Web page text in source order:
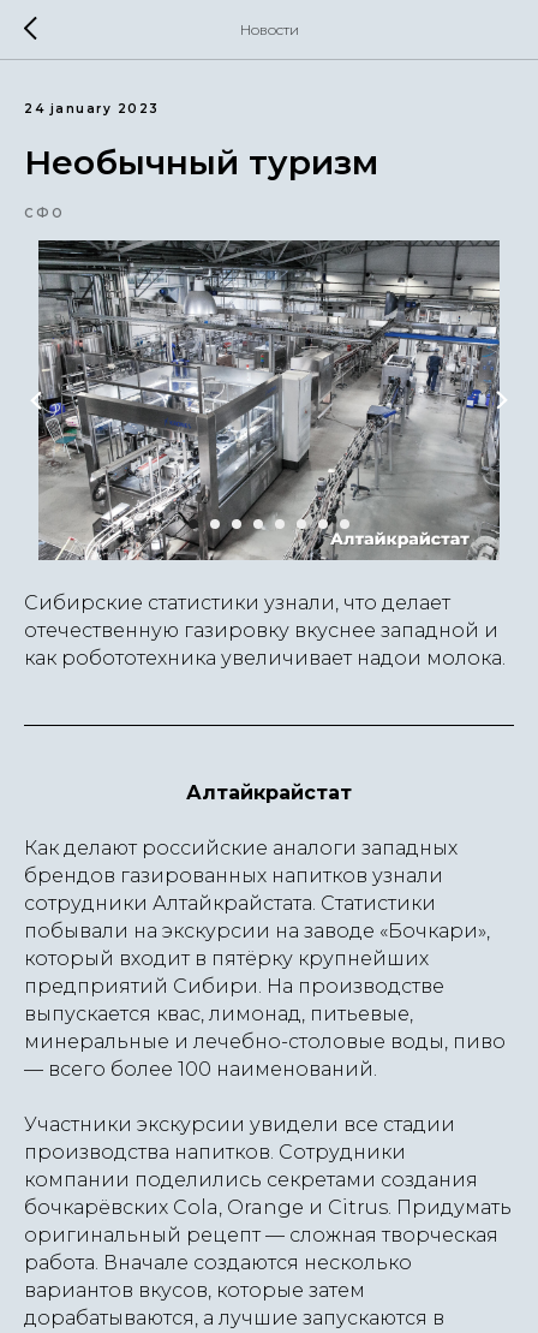
Новости
24 january 2023
Необычный туризм
СФО
Сибирские статистики узнали, что делает
отечественную газировку вкуснее западной и
как робототехника увеличивает надои молока.
Алтайкрайстат
Как делают российские аналоги западных
брендов газированных напитков узнали
сотрудники Алтайкрайстата. Статистики
побывали на экскурсии на заводе «Бочкари»,
который входит в пятёрку крупнейших
предприятий Сибири. На производстве
выпускается квас, лимонад, питьевые,
минеральные и лечебно-столовые воды, пиво
— всего более 100 наименований.
Участники экскурсии увидели все стадии
производства напитков. Сотрудники
компании поделились секретами создания
бочкарёвских Cola, Orange и Citrus. Придумать
оригинальный рецепт — сложная творческая
работа. Вначале создаются несколько
вариантов вкусов, которые затем
дорабатываются, а лучшие запускаются в